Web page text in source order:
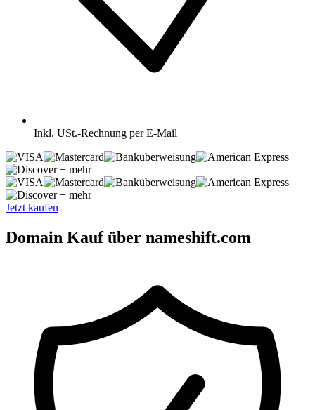
Inkl. USt.-Rechnung per E-Mail
+ mehr
+ mehr
Jetzt kaufen
Domain Kauf über nameshift.com